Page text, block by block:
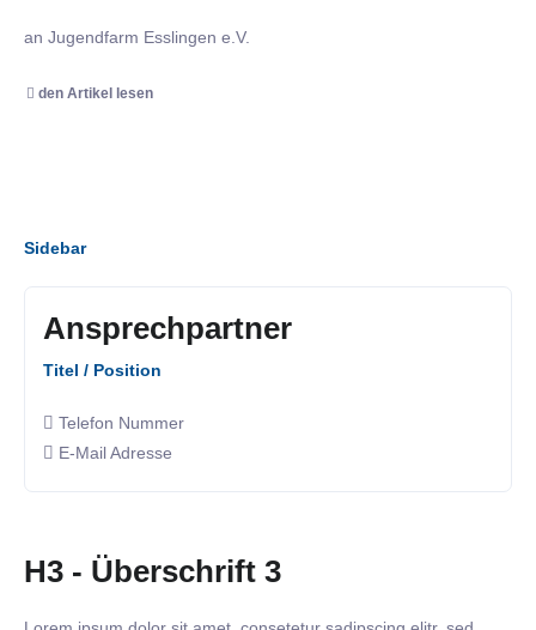
an Jugendfarm Esslingen e.V.
den Artikel lesen
Sidebar
Ansprechpartner
Titel / Position
Telefon Nummer
E-Mail Adresse
H3 - Überschrift 3